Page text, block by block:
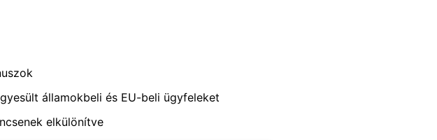
államokbeli és EU-beli ügyfeleket
elkülönítve